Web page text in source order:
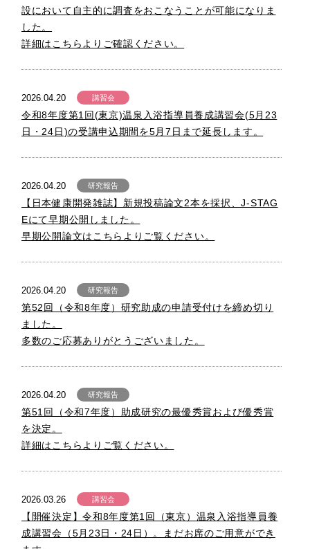
設において自主的に調査をおこなうことが可能になりま
した。
詳細はこちらよりご確認ください。
2026.04.20 講習会
令和8年度第1回(東京)温泉入浴指導員養成講習会(5月23
日・24日)の受講申込期間を5月7日まで延長します。
2026.04.20 研究報告
【日本健康開発雑誌】新規投稿論文2本を採択、J-STAG
Eにて早期公開しました。
早期公開論文はこちらよりご覧ください。
2026.04.20 研究報告
第52回（令和8年度）研究助成の申請受付けを締め切り
ました。
多数のご応募ありがとうございました。
2026.04.20 研究報告
第51回（令和7年度）助成研究の最優秀賞および優秀賞
を決定。
詳細はこちらよりご覧ください。
2026.03.26 講習会
【開催決定】令和8年度第1回（東京）温泉入浴指導員養
成講習会（5月23日・24日）。まだお席のご用意ができ